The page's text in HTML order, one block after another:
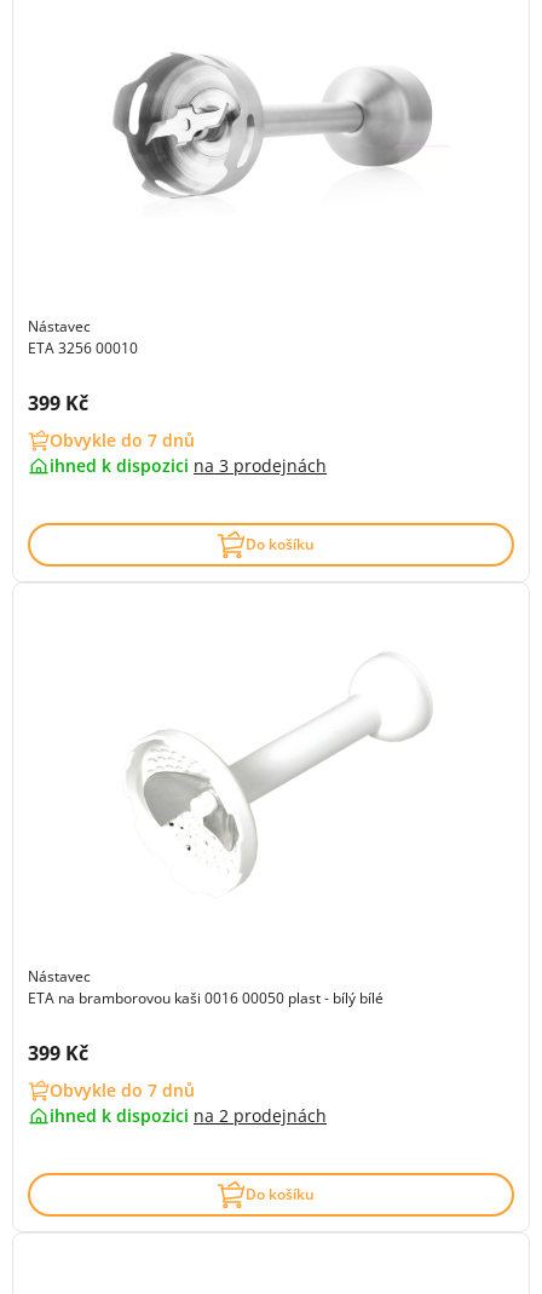
Nástavec
ETA 3256 00010
Cena s DPH:
399 Kč
Obvykle do 7 dnů
ihned k dispozici na 3 prodejnách
Do košíku
Nástavec
ETA na bramborovou kaši 0016 00050 plast - bílý bílé
Cena s DPH:
399 Kč
Obvykle do 7 dnů
ihned k dispozici na 2 prodejnách
Do košíku